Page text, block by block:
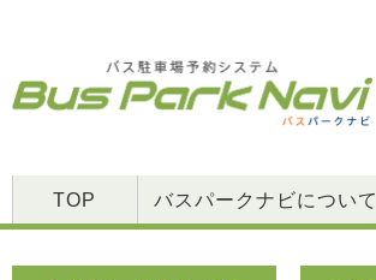
TOP バスパークナビについて